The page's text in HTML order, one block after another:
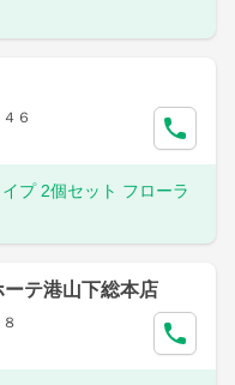
６
プ 2個セット フローラ
ーテ港山下総本店